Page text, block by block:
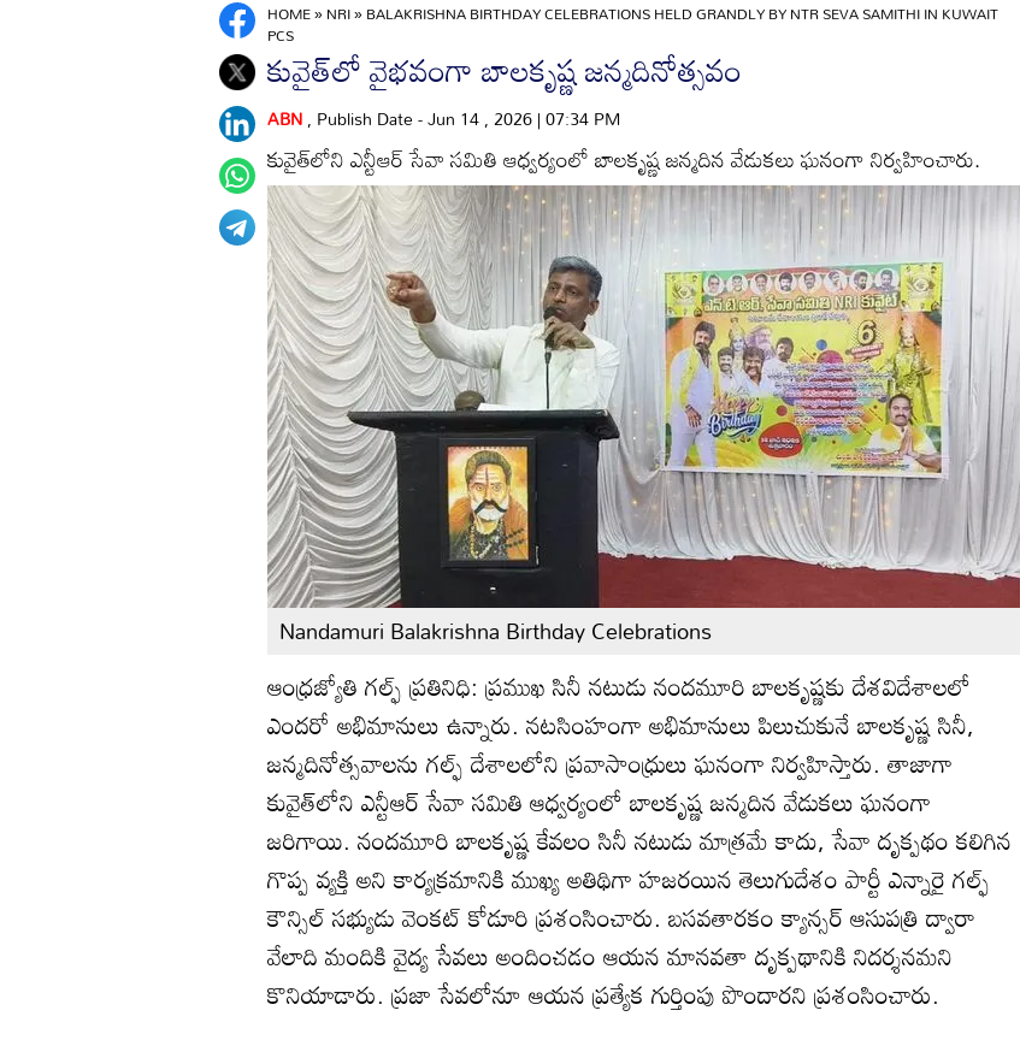
HOME»NRI»BALAKRISHNA BIRTHDAY CELEBRATIONS HELD GRANDLY BY NTR SEVA SAMITHI IN KUWAIT
PCS
కువైత్‌లో వైభవంగా బాలకృష్ణ జన్మదినోత్సవం
ABN, Publish Date - Jun 14 , 2026 | 07:34 PM
కువైత్‌లోని ఎన్టీఆర్ సేవా సమితి ఆధ్వర్యంలో బాలకృష్ణ జన్మదిన వేడుకలు ఘనంగా నిర్వహించారు.
Nandamuri Balakrishna Birthday Celebrations
ఆంధ్రజ్యోతి గల్ఫ్ ప్రతినిధి: ప్రముఖ సినీ నటుడు నందమూరి బాలకృష్ణకు దేశవిదేశాలలో
ఎందరో అభిమానులు ఉన్నారు. నటసింహంగా అభిమానులు పిలుచుకునే బాలకృష్ణ సినీ,
జన్మదినోత్సవాలను గల్ఫ్ దేశాలలోని ప్రవాసాంధ్రులు ఘనంగా నిర్వహిస్తారు. తాజాగా
కువైత్‌లోని ఎన్టీఆర్ సేవా సమితి ఆధ్వర్యంలో బాలకృష్ణ జన్మదిన వేడుకలు ఘనంగా
జరిగాయి. నందమూరి బాలకృష్ణ కేవలం సినీ నటుడు మాత్రమే కాదు, సేవా దృక్పథం కలిగిన
గొప్ప వ్యక్తి అని కార్యక్రమానికి ముఖ్య అతిథిగా హజరయిన తెలుగుదేశం పార్టీ ఎన్నారై గల్ఫ్
కౌన్సిల్ సభ్యుడు వెంకట్ కోడూరి ప్రశంసించారు. బసవతారకం క్యాన్సర్ ఆసుపత్రి ద్వారా
వేలాది మందికి వైద్య సేవలు అందించడం ఆయన మానవతా దృక్పథానికి నిదర్శనమని
కొనియాడారు. ప్రజా సేవలోనూ ఆయన ప్రత్యేక గుర్తింపు పొందారని ప్రశంసించారు.